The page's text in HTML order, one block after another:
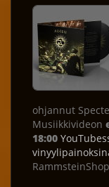
ohjannut
Musiikkivideon
18:00